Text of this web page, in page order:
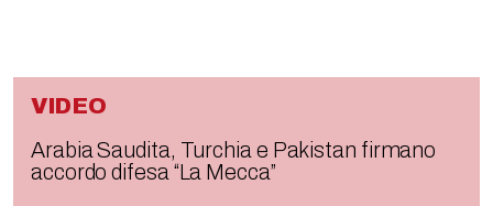
VIDEO
Arabia Saudita, Turchia e Pakistan firmano
accordo difesa “La Mecca”